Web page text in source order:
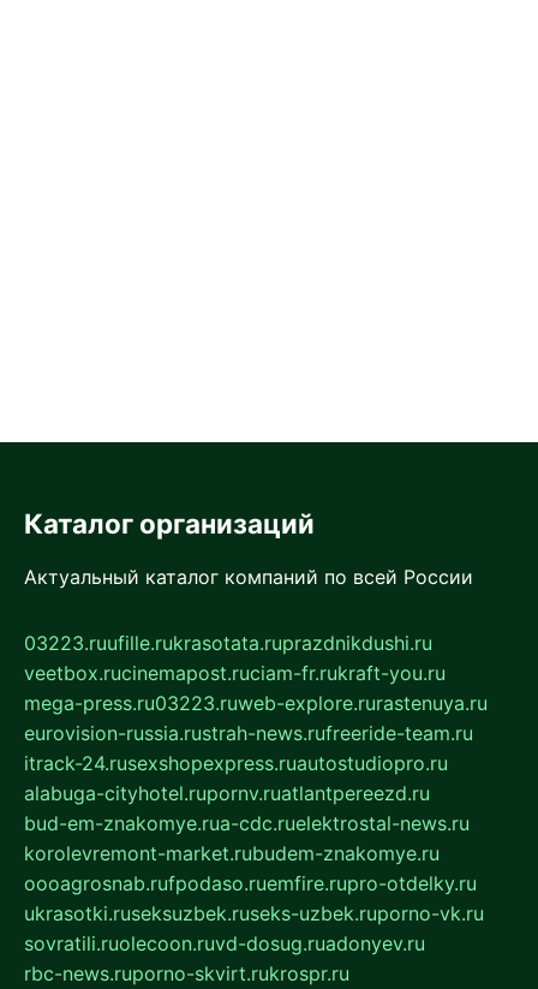
Каталог организаций
Актуальный каталог компаний по всей России
03223.ruufille.rukrasotata.ruprazdnikdushi.ru
veetbox.rucinemapost.ruciam-fr.rukraft-you.ru
mega-press.ru03223.ruweb-explore.rurastenuya.ru
eurovision-russia.rustrah-news.rufreeride-team.ru
itrack-24.rusexshopexpress.ruautostudiopro.ru
alabuga-cityhotel.rupornv.ruatlantpereezd.ru
bud-em-znakomye.rua-cdc.ruelektrostal-news.ru
korolevremont-market.rubudem-znakomye.ru
oooagrosnab.rufpodaso.ruemfire.rupro-otdelky.ru
ukrasotki.ruseksuzbek.ruseks-uzbek.ruporno-vk.ru
sovratili.ruolecoon.ruvd-dosug.ruadonyev.ru
rbc-news.ruporno-skvirt.rukrospr.ru